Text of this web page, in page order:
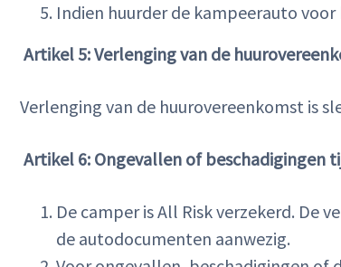
Indien huurder de kampeerauto
Artikel 5: Verlenging van de
Verlenging van de huurovereenkomst is
Artikel 6: Ongevallen of beschadigingen
De camper is All Risk verzekerd. De
de autodocumenten aanwezig.